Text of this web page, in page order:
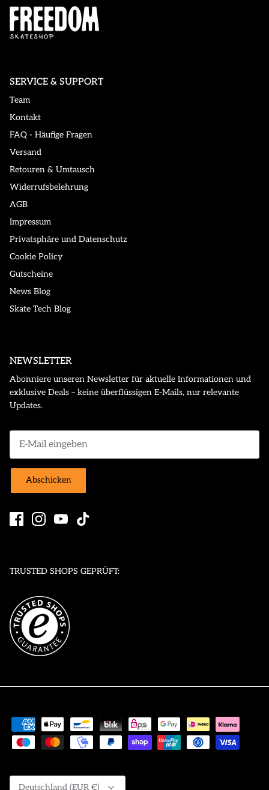
SERVICE & SUPPORT
Team
Kontakt
FAQ - Häufige Fragen
Versand
Retouren & Umtausch
Widerrufsbelehrung
AGB
Impressum
Privatsphäre und Datenschutz
Cookie Policy
Gutscheine
News Blog
Skate Tech Blog
NEWSLETTER
Abonniere unseren Newsletter für aktuelle Informationen und
exklusive Deals – keine überflüssigen E-Mails, nur relevante
Updates.
Abschicken
TRUSTED SHOPS GEPRÜFT:
Währung
Deutschland (EUR €)